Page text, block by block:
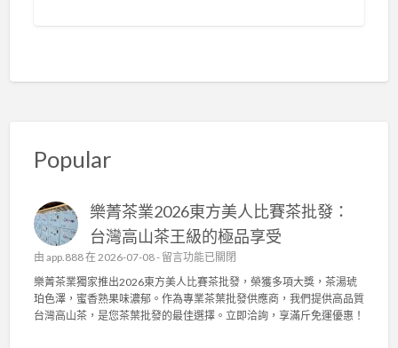
Popular
樂菁茶業2026東方美人比賽茶批發：
台灣高山茶王級的極品享受
由 app.888在 2026-07-08 - 在
〈
樂
菁
茶
留言功能已關閉
樂菁茶業獨家推出2026東方美人比賽茶批發，榮獲多項大獎，茶湯琥
珀色澤，蜜香熟果味濃郁。作為專業茶葉批發供應商，我們提供高品質
台灣高山茶，是您茶葉批發的最佳選擇。立即洽詢，享滿斤免運優惠！